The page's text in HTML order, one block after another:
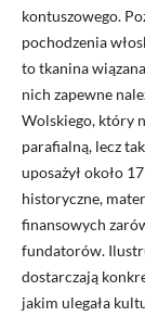
kontuszowego.
pochodzenia
to tkanina
nich zapewne
Wolskiego, który
parafialną, lecz
uposażył około
historyczne,
finansowych
fundatorów.
dostarczają
jakim ulegała